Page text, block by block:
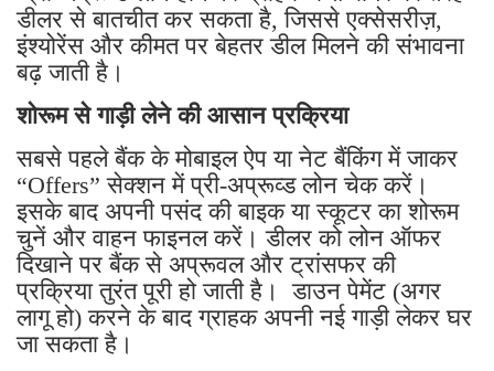
डीलर से बातचीत कर सकता है, जिससे एक्सेसरीज़,
इंश्योरेंस और कीमत पर बेहतर डील मिलने की संभावना
बढ़ जाती है।
शोरूम से गाड़ी लेने की आसान प्रक्रिया
सबसे पहले बैंक के मोबाइल ऐप या नेट बैंकिंग में जाकर
“Offers” सेक्शन में प्री-अप्रूव्ड लोन चेक करें।
इसके बाद अपनी पसंद की बाइक या स्कूटर का शोरूम
चुनें और वाहन फाइनल करें। डीलर को लोन ऑफर
दिखाने पर बैंक से अप्रूवल और ट्रांसफर की
प्रक्रिया तुरंत पूरी हो जाती है। डाउन पेमेंट (अगर
लागू हो) करने के बाद ग्राहक अपनी नई गाड़ी लेकर घर
जा सकता है।